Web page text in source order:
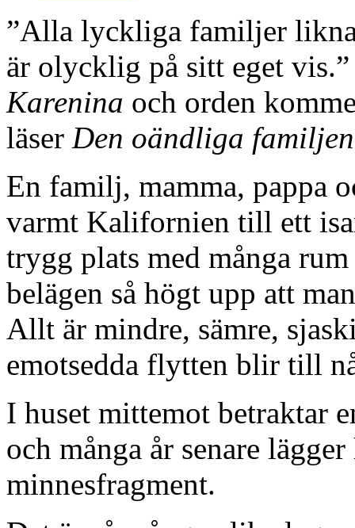
”Alla lyckliga familjer
är olycklig på sitt eget
Karenina och orden
läser Den oändliga familjen
En familj, mamma, pappa
varmt Kalifornien till ett
trygg plats med många
belägen så högt upp att
Allt är mindre, sämre,
emotsedda flytten blir till
I huset mittemot betraktar
och många år senare
minnesfragment.